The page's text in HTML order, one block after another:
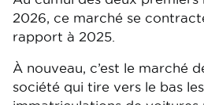
2026, ce marché se
rapport à 2025.
À nouveau, c’est le marché
société qui tire vers le bas